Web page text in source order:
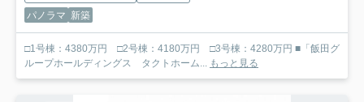
パノラマ 新築
□1号棟：4380万円 □2号棟：4180万円 □3号棟：4280万円 ■「飯田グ
ループホールディングス タクトホーム... もっと見る